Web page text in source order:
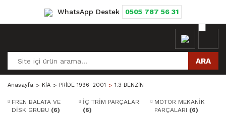
WhatsApp Destek 0505 787 56 31
ARA
Anasayfa KİA PRİDE 1996-2001 1.3 BENZİN
FREN BALATA VE
DİSK GRUBU (6)
İÇ TRİM PARÇALARI
(6)
MOTOR MEKANİK
PARÇALARI (6)